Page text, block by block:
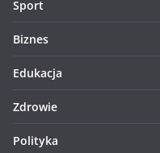
Sport
Biznes
Edukacja
Zdrowie
Polityka